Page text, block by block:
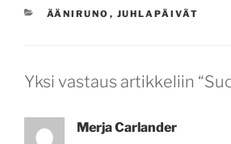
KATEGORIAT
ÄÄNIRUNO , JUHLAPÄIVÄT
Yksi vastaus artikkeliin
Merja Carlander